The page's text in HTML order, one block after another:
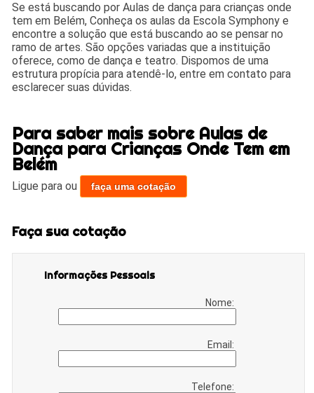
Se está buscando por Aulas de dança para crianças onde
tem em Belém, Conheça os aulas da Escola Symphony e
encontre a solução que está buscando ao se pensar no
ramo de artes. São opções variadas que a instituição
oferece, como de dança e teatro. Dispomos de uma
estrutura propícia para atendê-lo, entre em contato para
esclarecer suas dúvidas.
Para saber mais sobre Aulas de
Dança para Crianças Onde Tem em
Belém
Ligue paraou faça uma cotação
Faça sua cotação
Informações Pessoais
Nome:
Email:
Telefone: